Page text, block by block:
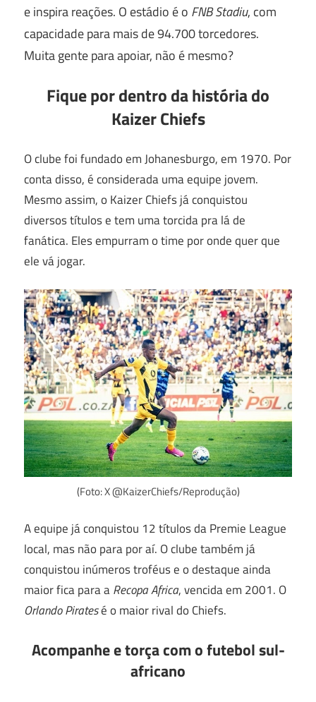
e inspira reações. O estádio é o FNB Stadiu, com
capacidade para mais de 94.700 torcedores.
Muita gente para apoiar, não é mesmo?
Fique por dentro da história do
Kaizer Chiefs
O clube foi fundado em Johanesburgo, em 1970. Por
conta disso, é considerada uma equipe jovem.
Mesmo assim, o Kaizer Chiefs já conquistou
diversos títulos e tem uma torcida pra lá de
fanática. Eles empurram o time por onde quer que
ele vá jogar.
(Foto: X @KaizerChiefs/Reprodução)
A equipe já conquistou 12 títulos da Premie League
local, mas não para por aí. O clube também já
conquistou inúmeros troféus e o destaque ainda
maior fica para aRecopa Africa, vencida em 2001. O
Orlando Piratesé o maior rival do Chiefs.
Acompanhe e torça com o futebol sul-
africano